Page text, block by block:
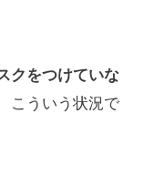
クをつけていな
こういう状況で